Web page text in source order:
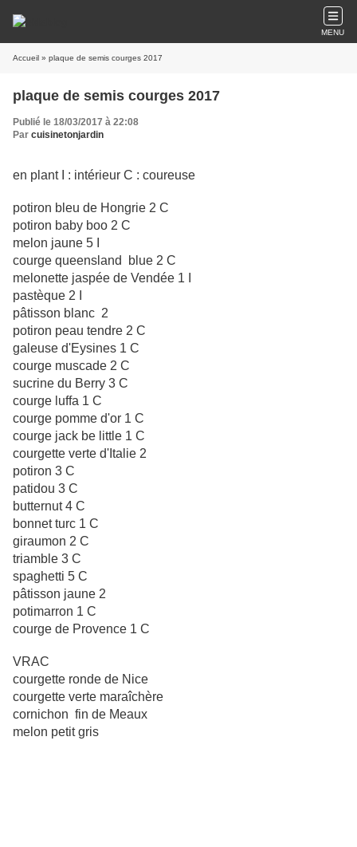
MENU
Accueil » plaque de semis courges 2017
plaque de semis courges 2017
Publié le 18/03/2017 à 22:08
Par cuisinetonjardin
en plant I : intérieur C : coureuse
potiron bleu de Hongrie 2 C
potiron baby boo 2 C
melon jaune 5 I
courge queensland blue 2 C
melonette jaspée de Vendée 1 I
pastèque 2 I
pâtisson blanc 2
potiron peau tendre 2 C
galeuse d'Eysines 1 C
courge muscade 2 C
sucrine du Berry 3 C
courge luffa 1 C
courge pomme d'or 1 C
courge jack be little 1 C
courgette verte d'Italie 2
potiron 3 C
patidou 3 C
butternut 4 C
bonnet turc 1 C
giraumon 2 C
triamble 3 C
spaghetti 5 C
pâtisson jaune 2
potimarron 1 C
courge de Provence 1 C
VRAC
courgette ronde de Nice
courgette verte maraîchère
cornichon fin de Meaux
melon petit gris